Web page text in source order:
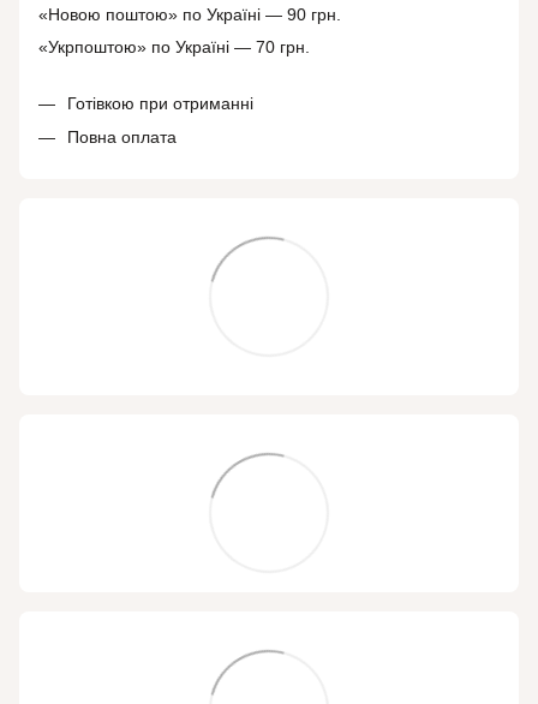
«Новою поштою» по Україні — 90 грн.
«Укрпоштою» по Україні — 70 грн.
Готівкою при отриманні
Повна оплата